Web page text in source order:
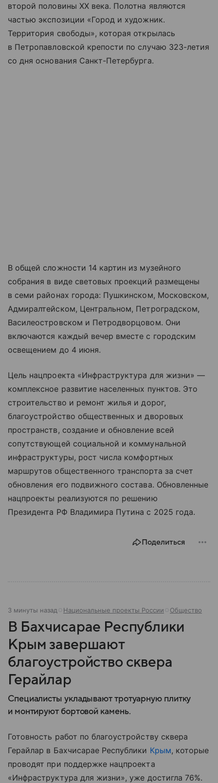
второй половины XX века. Полотна являются
частью экспозиции «Город и художник.
Территория свободы», которая открылась
в Петропавловской крепости по случаю 323-летия
со дня основания Санкт-Петербурга.
В общей сложности 14 картин из музейного
собрания в виде световых проекций размещены
в семи районах города: Пушкинском, Московском,
Адмиралтейском, Центральном, Петроградском,
Василеостровском и Петродворцовом. Они
включаются каждый вечер вместе с городским
освещением до 4 июня.
Цель нацпроекта «Инфраструктура для жизни» —
комплексное развитие населенных пунктов. Это
строительство и ремонт жилья и дорог,
благоустройство общественных и дворовых
пространств, создание и обновление всей
сопутствующей социальной и коммунальной
инфраструктуры, рост числа комфортных
маршрутов общественного транспорта за счет
обновления его подвижного состава. Обновленные
нацпроекты реализуются по решению
Президента РФ Владимира Путина с 2025 года.
Поделиться
3 минуты назад Национальные проекты России Общество
В Бахчисарае Республики
Крым завершают
благоустройство сквера
Герайлар
Специалисты укладывают тротуарную плитку
и монтируют бортовой камень.
Готовность работ по благоустройству сквера
Герайлар в Бахчисарае Республики Крым, которые
проводят при поддержке нацпроекта
«Инфраструктура для жизни», уже достигла 76%.